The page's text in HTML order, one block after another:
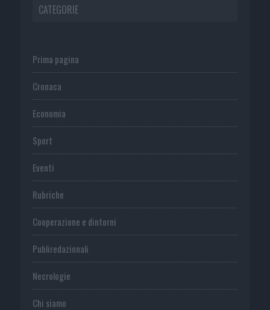
CATEGORIE
Prima pagina
Cronaca
Economia
Sport
Eventi
Rubriche
Cooperazione e dintorni
Publiredazionali
Necrologie
Chi siamo